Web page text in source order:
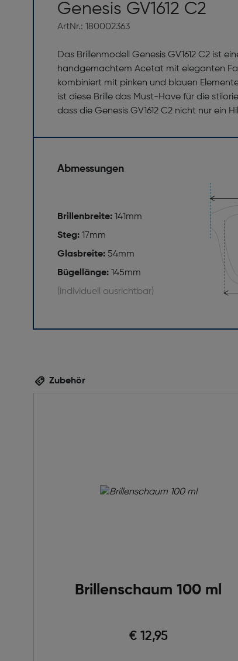
Genesis GV1612 C2
ArtNr.: 180002363
Das Brillenmodell Genesis GV1612 C2 ist
handgemachtem Acetat mit eleganten
kombiniert mit pinken und blauen
ist diese Brille das Must-Have für die
dass die Genesis GV1612 C2 nicht nur ein
Abmessungen
Brillenbreite: 141mm
Steg: 17mm
Glasbreite: 54mm
Bügellänge: 145mm
(individuell ausrichtbar)
Zubehör
Brillenschaum 100 ml
€ 12,95